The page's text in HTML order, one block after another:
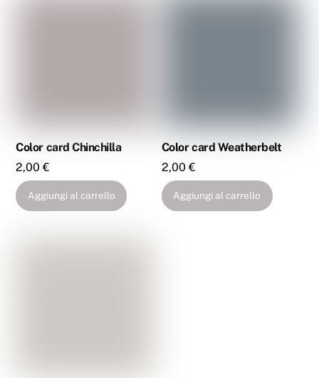
Color card Chinchilla
2,00€
Aggiungi al carrello
Color card Weatherbelt
2,00€
Aggiungi al carrello